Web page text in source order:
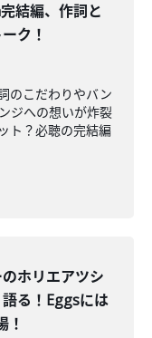
結編、作詞と
ク！
のこだわりやバン
ジへの想いが炸裂
ト？必聴の完結編
ホリエアツシ
る！Eggsには